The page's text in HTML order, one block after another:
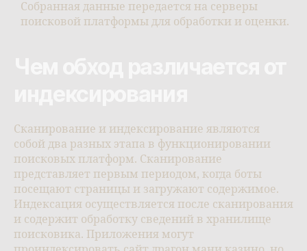
Собранная данные передается на серверы
поисковой платформы для обработки и оценки.
Сканирование и индексирование являются
собой два разных этапа в функционировании
поисковых платформ. Сканирование
представляет первым периодом, когда боты
посещают страницы и загружают содержимое.
Индексация осуществляется после сканирования
и содержит обработку сведений в хранилище
поисковика. Приложения могут